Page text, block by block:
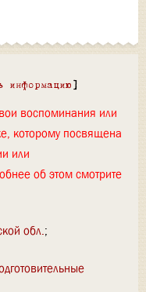
информацию ]
воспоминания или
которому посвящена
или
об этом смотрите
обл.